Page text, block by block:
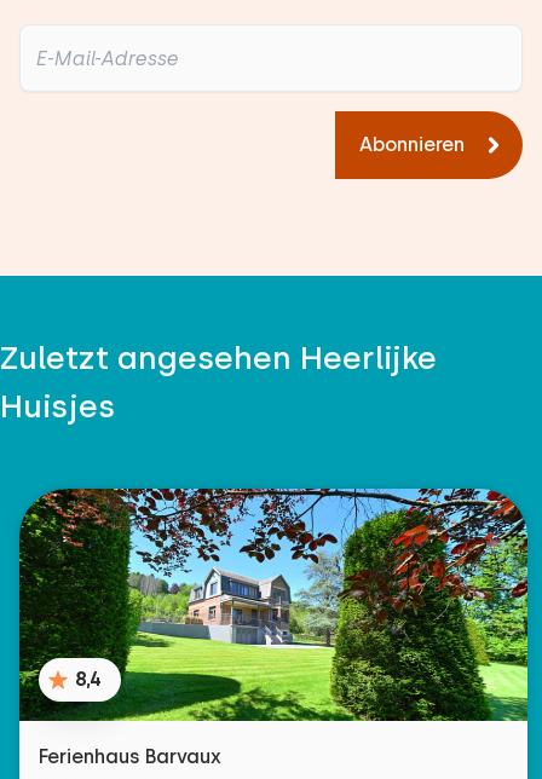
Abonnieren
Zuletzt angesehen Heerlijke
Huisjes
8,4
Ferienhaus Barvaux